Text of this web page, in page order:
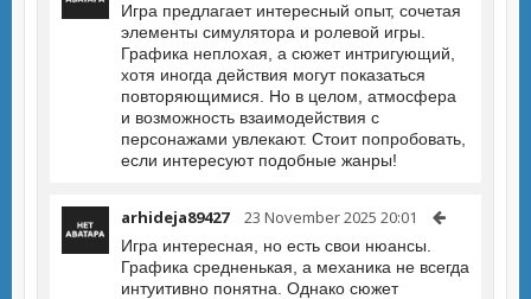
Игра предлагает интересный опыт, сочетая
элементы симулятора и ролевой игры.
Графика неплохая, а сюжет интригующий,
хотя иногда действия могут показаться
повторяющимися. Но в целом, атмосфера
и возможность взаимодействия с
персонажами увлекают. Стоит попробовать,
если интересуют подобные жанры!
arhideja89427 23 November 2025 20:01
Игра интересная, но есть свои нюансы.
Графика средненькая, а механика не всегда
интуитивно понятна. Однако сюжет